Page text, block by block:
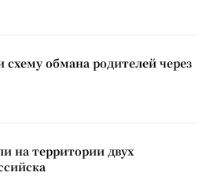
обмана родителей через
на территории двух